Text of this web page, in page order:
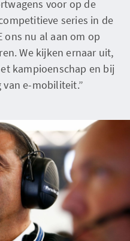
voor op de
series in de
nu al aan om op
We kijken ernaar uit,
kampioenschap en bij
van e-mobiliteit.”